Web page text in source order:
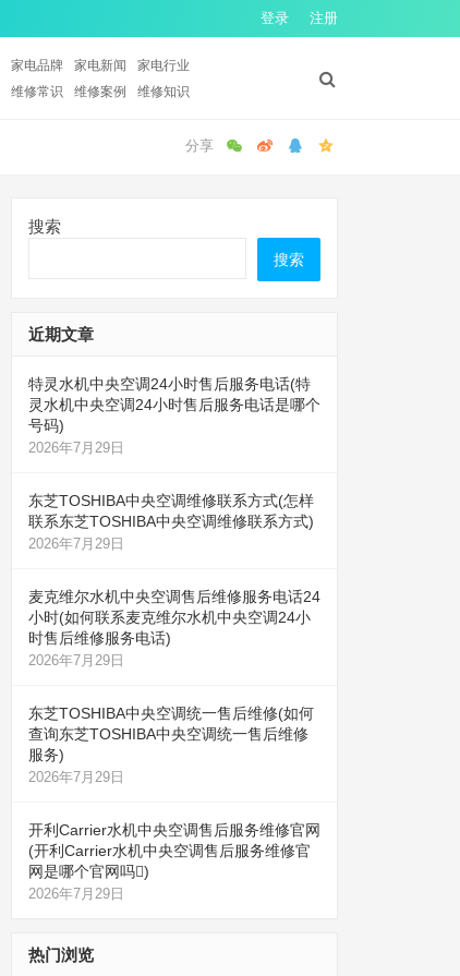
登录 注册
家电品牌 家电新闻
家电行业
维修常识 维修案例 维修知识
搜索
搜索
近期文章
特灵水机中央空调24小时售后服务电话(特
灵水机中央空调24小时售后服务电话是哪个
号码)
2026年7月29日
东芝TOSHIBA中央空调维修联系方式(怎样
联系东芝TOSHIBA中央空调维修联系方式)
2026年7月29日
麦克维尔水机中央空调售后维修服务电话24
小时(如何联系麦克维尔水机中央空调24小
时售后维修服务电话)
2026年7月29日
东芝TOSHIBA中央空调统一售后维修(如何
查询东芝TOSHIBA中央空调统一售后维修
服务)
2026年7月29日
开利Carrier水机中央空调售后服务维修官网
(开利Carrier水机中央空调售后服务维修官
网是哪个官网吗)
2026年7月29日
热门浏览